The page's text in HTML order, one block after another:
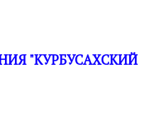
"КУРБУСАХСКИЙ